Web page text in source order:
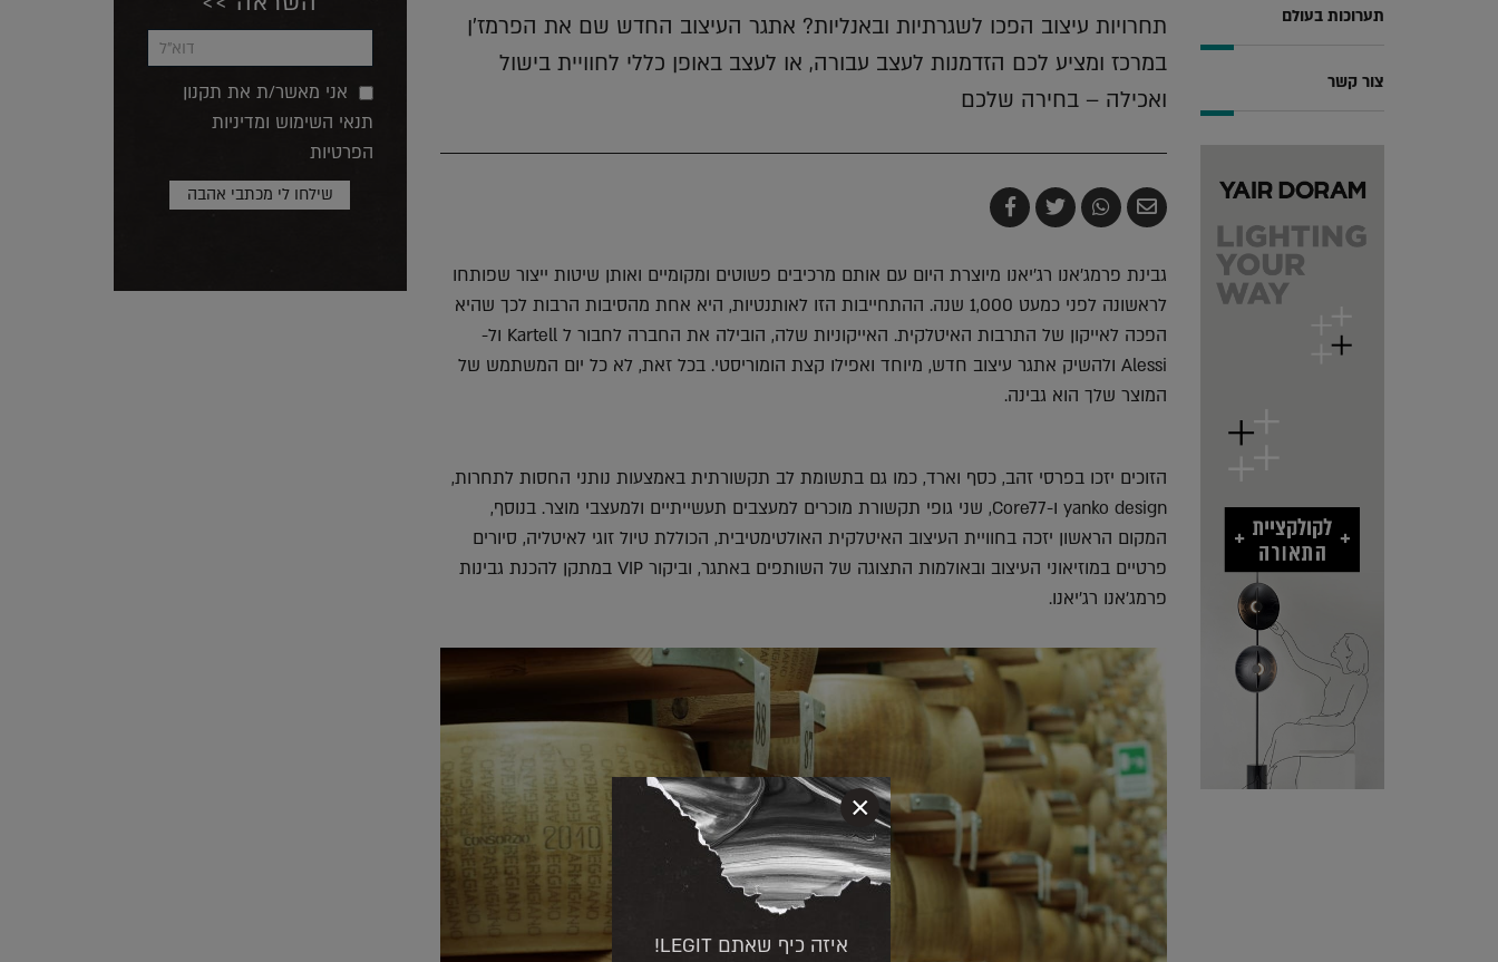
תחרויות עיצוב הפכו לשגרתיות ובאנליות? אתגר העיצוב החדש שם את הפרמז'ן
במרכז ומציע לכם הזדמנות לעצב עבורה, או לעצב באופן כללי לחוויית בישול
ואכילה – בחירה שלכם
שלח
בדואר
שתף
ב-
צייץ
ב-
שתף
ב-
גבינת פרמג'אנו רג'יאנו מיוצרת היום עם אותם מרכיבים פשוטים ומקומיים ואותן שיטות ייצור שפותחו
לראשונה לפני כמעט 1,000 שנה. ההתחייבות הזו לאותנטיות, היא אחת מהסיבות הרבות לכך שהיא
הפכה לאייקון של התרבות האיטלקית. האייקוניות שלה, הובילה את החברה לחבור ל Kartell ול-
Alessi ולהשיק אתגר עיצוב חדש, מיוחד ואפילו קצת הומוריסטי. בכל זאת, לא כל יום המשתמש של
המוצר שלך הוא גבינה.
הזוכים יזכו בפרסי זהב, כסף וארד, כמו גם בתשומת לב תקשורתית באמצעות נותני החסות לתחרות,
yanko design ו-Core77, שני גופי תקשורת מוכרים למעצבים תעשייתיים ולמעצבי מוצר. בנוסף,
המקום הראשון יזכה בחוויית העיצוב האיטלקית האולטימטיבית, הכוללת טיול זוגי לאיטליה, סיורים
פרטיים במוזיאוני העיצוב ובאולמות התצוגה של השותפים באתגר, וביקור VIP במתקן להכנת גבינות
פרמג'אנו רג'יאנו.
תערוכות בעולם
צור קשר
אני מאשר/ת את תקנון
תנאי השימוש ומדיניות
הפרטיות
איזה כיף שאתם LEGIT!
×